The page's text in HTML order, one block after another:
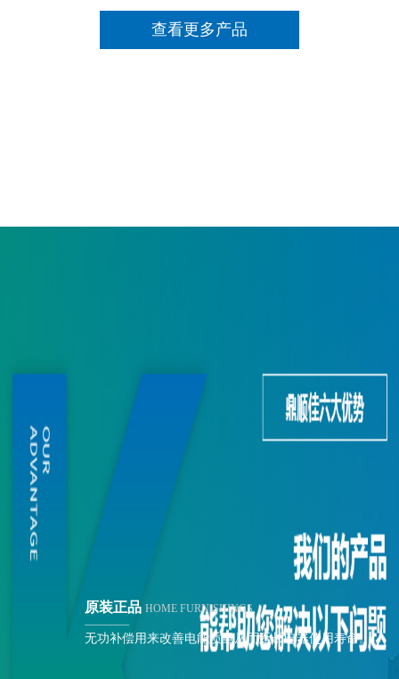
查看更多产品
原装正品 HOME FURNISHINGS
无功补偿用来改善电能质量从而延长电器使用寿命。